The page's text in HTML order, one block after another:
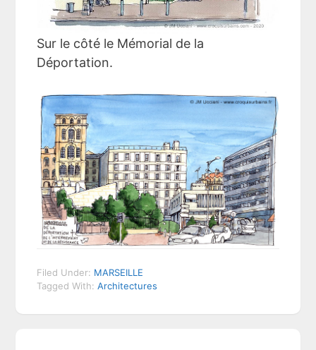
Sur le côté le Mémorial de la
Déportation.
Filed Under: MARSEILLE
Tagged With:Architectures